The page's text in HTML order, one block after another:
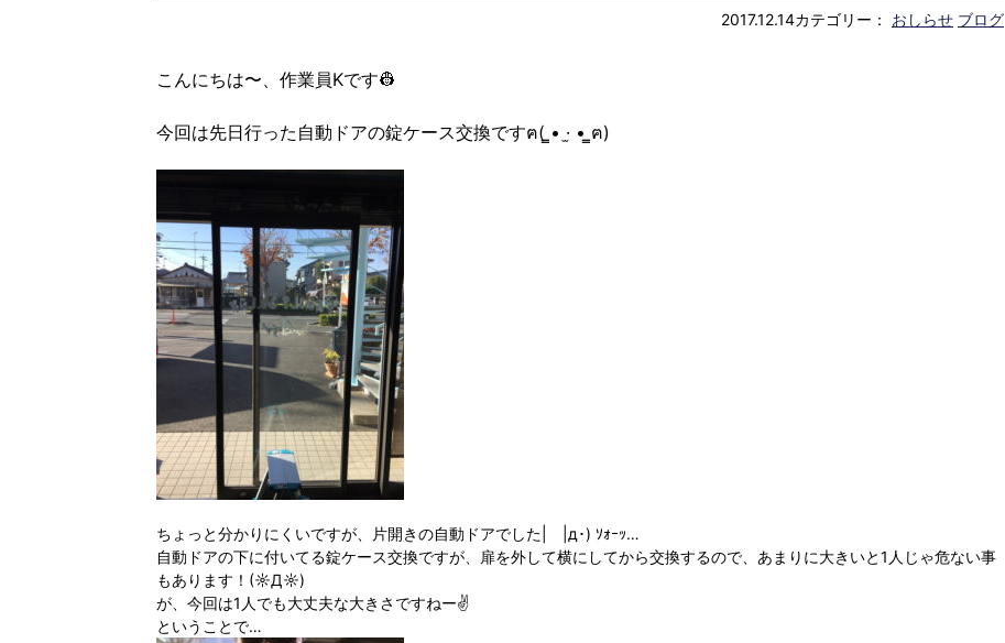
2017.12.14カテゴリー： おしらせ ブログ
こんにちは〜、作業員Kです👷
今回は先日行った自動ドアの錠ケース交換ですฅ( ̳• ·̫ • ̳ฅ)
ちょっと分かりにくいですが、片開きの自動ドアでした| |д･) ｿｫｰｯ…
自動ドアの下に付いてる錠ケース交換ですが、扉を外して横にしてから交換するので、あまりに大きいと1人じゃ危ない事
もあります！(☼Д☼)
が、今回は1人でも大丈夫な大きさですねー✌️
ということで…